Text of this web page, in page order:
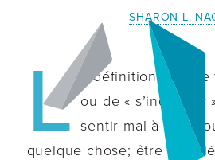
SHARON L.
L
a définition de «
ou de « s’inquiéter
sentir mal à l’aise
quelque chose; être